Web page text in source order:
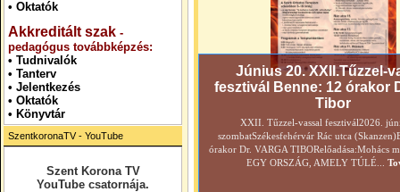
• Oktatók
Akkreditált szak -
pedagógus továbbképzés:
• Tudnivalók
• Tanterv
• Jelentkezés
• Oktatók
• Könyvtár
SzentkoronaTV - YouTube
Szent Korona TV
YouTube csatornája.
Június 20. XXII.Tűzzel-
fesztivál Benne: 12 órakor
Tibor
XXII. Tűzzel-vassal fesztivál2026.
szombatSzékesfehérvár Rác utca
órakor Dr. VARGA TIBORelőadása:Mohács
EGY ORSZÁG, AMELY TÚLÉ...